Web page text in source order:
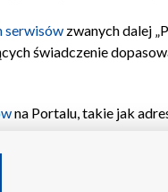
serwisów zwanych dalej
świadczenie
na Portalu, takie jak
lub dostęp do
wyboru